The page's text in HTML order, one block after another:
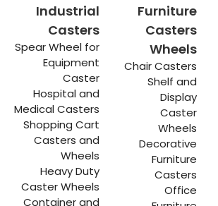
Furniture
Casters
Wheels
Chair Casters
Shelf and
Display
Caster
Wheels
Decorative
Furniture
Casters
Office
Industrial
Casters
Spear Wheel for
Equipment
Caster
Hospital and
Medical Casters
Shopping Cart
Casters and
Wheels
Heavy Duty
Caster Wheels
Container and